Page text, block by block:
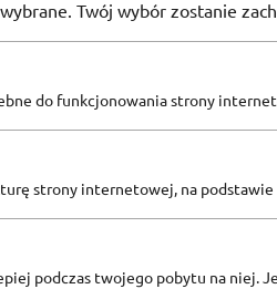
KOD
RABATOWE ACER
Twój wybór zostanie
do funkcjonowania strony
strony internetowej, na
podczas twojego pobytu na niej.